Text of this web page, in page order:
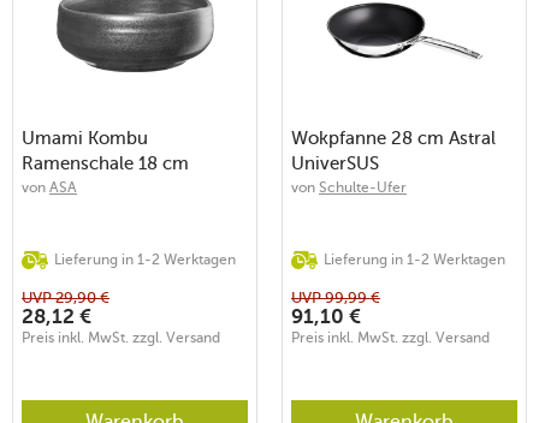
Umami Kombu
Ramenschale 18 cm
von ASA
Lieferung in 1-2 Werktagen
UVP29,90 €
28,12 €
Preis inkl. MwSt. zzgl. Versand
Wokpfanne 28 cm Astral
UniverSUS
von Schulte-Ufer
Lieferung in 1-2 Werktagen
UVP99,99 €
91,10 €
Preis inkl. MwSt. zzgl. Versand